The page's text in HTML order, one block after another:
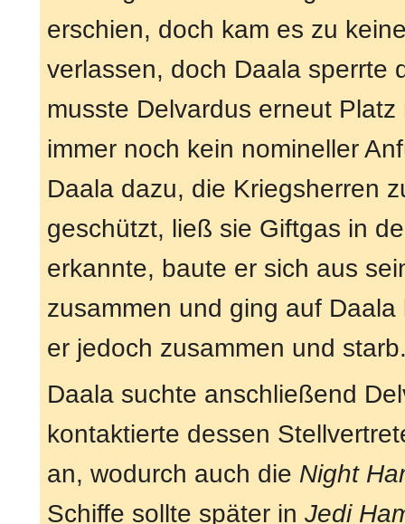
erschien, doch kam es zu
verlassen, doch Daala sperrte
musste Delvardus erneut
immer noch kein nomineller
Daala dazu, die Kriegsherren
geschützt, ließ sie Giftgas in
erkannte, baute er sich aus
zusammen und ging auf
er jedoch zusammen und
Daala suchte anschließend
kontaktierte dessen
an, wodurch auch die Night
Schiffe sollte später in Jedi